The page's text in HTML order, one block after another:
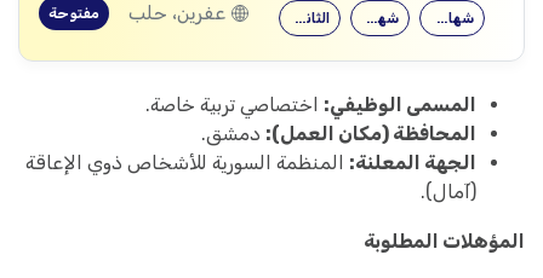
الثانوية العامة شهادة معهد شهادة جامعية عفرين، حلب مفتوحة
المسمى الوظيفي: اختصاصي تربية خاصة.
المحافظة (مكان العمل): دمشق.
الجهة المعلنة: المنظمة السورية للأشخاص ذوي الإعاقة
(آمال).
المؤهلات المطلوبة